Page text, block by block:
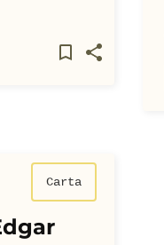
Carta